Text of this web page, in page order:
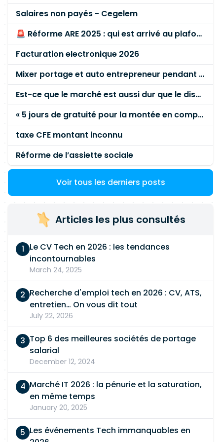
Salaires non payés - Cegelem
🚨 Réforme ARE 2025 : qui est arrivé au plafond des 60 % en gardant son entreprise ?
Facturation electronique 2026
Mixer portage et auto entrepreneur pendant des années - quel risque ?
Est-ce que le marché est aussi dur que le disent les commerciaux ?
« 5 jours de gratuité pour la montée en compétence »
taxe CFE montant inconnu
Réforme de l’assiette sociale
Voir tous les derniers posts
Articles les plus consultés
Le CV Tech en 2026 : les tendances
incontournables
March 24, 2025
Recherche d'emploi tech en 2026 : CV, ATS,
entretien… On vous dit tout
July 22, 2026
Top 6 des meilleures sociétés de portage
salarial
December 12, 2024
Marché IT 2026 : la pénurie et la saturation,
en même temps
January 20, 2025
Les événements Tech immanquables en